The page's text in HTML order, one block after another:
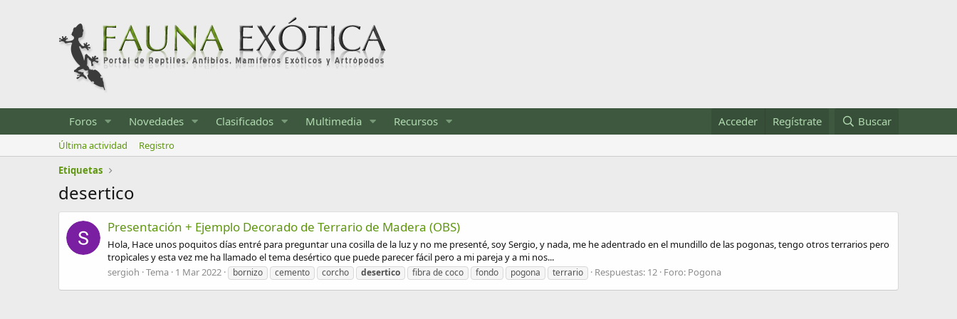
Foros Novedades Clasificados Multimedia Recursos Acceder Regístrate Buscar
Última actividad
Registro
Etiquetas
desertico
Presentación + Ejemplo Decorado de Terrario de Madera (OBS)
Hola, Hace unos poquitos días entré para preguntar una cosilla de la luz y no me presenté, soy Sergio, y nada, me he adentrado en el mundillo de las pogonas, tengo otros terrarios pero
tropìcales y esta vez me ha llamado el tema desértico que puede parecer fácil pero a mi pareja y a mi nos...
sergioh Tema 1 Mar 2022 bornizo cemento corcho desertico fibra de coco fondo pogona terrario Respuestas: 12 Foro: Pogona